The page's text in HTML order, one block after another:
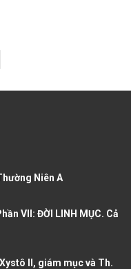
Niên A
VII: ĐỜI LINH MỤC. Cả
II, giám mục và Th.